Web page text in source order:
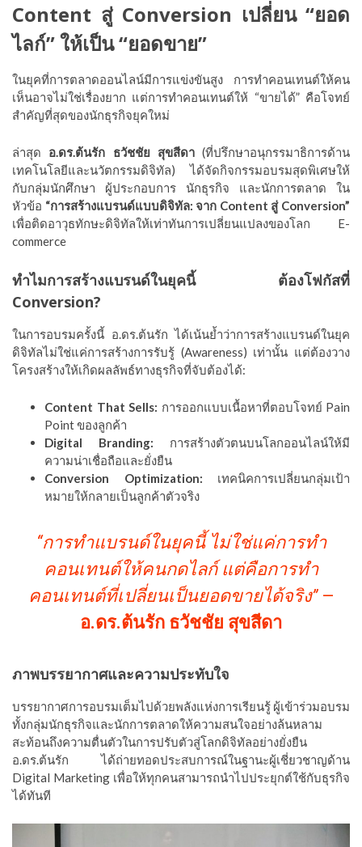
Content สู่ Conversion เปลี่ยน “ยอด
ไลก์” ให้เป็น “ยอดขาย”
ในยุคที่การตลาดออนไลน์มีการแข่งขันสูง การทำคอนเทนต์ให้คน
เห็นอาจไม่ใช่เรื่องยาก แต่การทำคอนเทนต์ให้ “ขายได้” คือโจทย์
สำคัญที่สุดของนักธุรกิจยุคใหม่
ล่าสุด อ.ดร.ต้นรัก ธวัชชัย สุขสีดา(ที่ปรึกษาอนุกรรมาธิการด้าน
เทคโนโลยีและนวัตกรรมดิจิทัล) ได้จัดกิจกรรมอบรมสุดพิเศษให้
กับกลุ่มนักศึกษา ผู้ประกอบการ นักธุรกิจ และนักการตลาด ใน
หัวข้อ “การสร้างแบรนด์แบบดิจิทัล: จาก Content สู่ Conversion”
เพื่อติดอาวุธทักษะดิจิทัลให้เท่าทันการเปลี่ยนแปลงของโลก E-
commerce
ทำไมการสร้างแบรนด์ในยุคนี้ ต้องโฟกัสที่
Conversion?
ในการอบรมครั้งนี้ อ.ดร.ต้นรัก ได้เน้นย้ำว่าการสร้างแบรนด์ในยุค
ดิจิทัลไม่ใช่แค่การสร้างการรับรู้ (Awareness) เท่านั้น แต่ต้องวาง
โครงสร้างให้เกิดผลลัพธ์ทางธุรกิจที่จับต้องได้:
Content That Sells: การออกแบบเนื้อหาที่ตอบโจทย์ Pain
Point ของลูกค้า
Digital Branding: การสร้างตัวตนบนโลกออนไลน์ให้มี
ความน่าเชื่อถือและยั่งยืน
Conversion Optimization: เทคนิคการเปลี่ยนกลุ่มเป้า
หมายให้กลายเป็นลูกค้าตัวจริง
“การทำแบรนด์ในยุคนี้ ไม่ใช่แค่การทำ
คอนเทนต์ให้คนกดไลก์ แต่คือการทำ
คอนเทนต์ที่เปลี่ยนเป็นยอดขายได้จริง”—
อ.ดร.ต้นรัก ธวัชชัย สุขสีดา
ภาพบรรยากาศและความประทับใจ
บรรยากาศการอบรมเต็มไปด้วยพลังแห่งการเรียนรู้ ผู้เข้าร่วมอบรม
ทั้งกลุ่มนักธุรกิจและนักการตลาดให้ความสนใจอย่างล้นหลาม
สะท้อนถึงความตื่นตัวในการปรับตัวสู่โลกดิจิทัลอย่างยั่งยืน
อ.ดร.ต้นรัก ได้ถ่ายทอดประสบการณ์ในฐานะผู้เชี่ยวชาญด้าน
Digital Marketing เพื่อให้ทุกคนสามารถนำไปประยุกต์ใช้กับธุรกิจ
ได้ทันที